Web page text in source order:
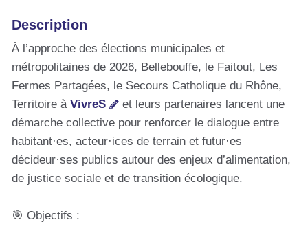
Description
À l’approche des élections municipales et
métropolitaines de 2026, Bellebouffe, le Faitout, Les
Fermes Partagées, le Secours Catholique du Rhône,
Territoire à VivreS
et leurs partenaires lancent une
démarche collective pour renforcer le dialogue entre
habitant·es, acteur·ices de terrain et futur·es
décideur·ses publics autour des enjeux d’alimentation,
de justice sociale et de transition écologique.
🎯 Objectifs :